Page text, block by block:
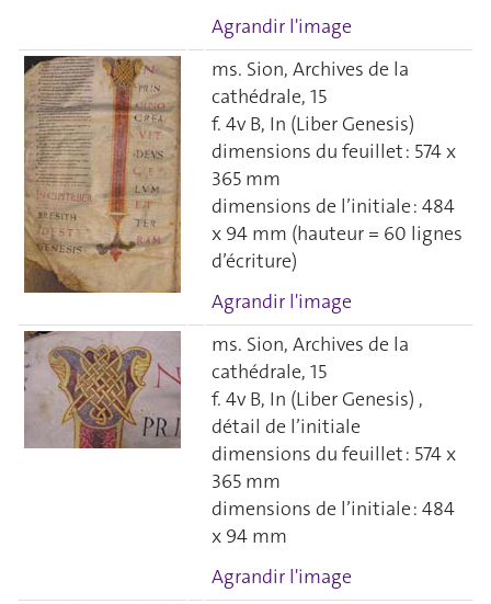
Agrandir l'image
ms. Sion, Archives de la
cathédrale, 15
f. 4v B, In (Liber Genesis)
dimensions du feuillet : 574 x
365 mm
dimensions de l’initiale : 484
x 94 mm (hauteur = 60 lignes
d’écriture)
Agrandir l'image
ms. Sion, Archives de la
cathédrale, 15
f. 4v B, In (Liber Genesis) ,
détail de l’initiale
dimensions du feuillet : 574 x
365 mm
dimensions de l’initiale : 484
x 94 mm
Agrandir l'image